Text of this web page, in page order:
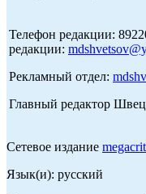
Телефон редакции:
редакции:
Рекламный отдел:
Главный редактор
Сетевое издание
Язык(и): русский